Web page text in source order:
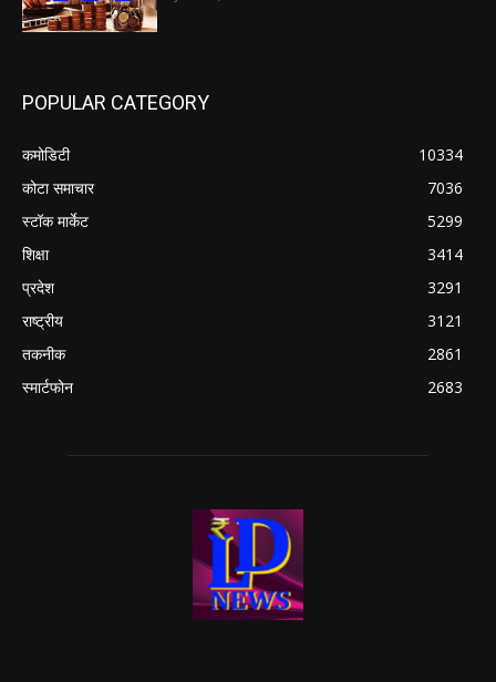
POPULAR CATEGORY
कमोडिटी
10334
कोटा समाचार
7036
स्टॉक मार्केट
5299
शिक्षा
3414
प्रदेश
3291
राष्ट्रीय
3121
तकनीक
2861
स्मार्टफोन
2683